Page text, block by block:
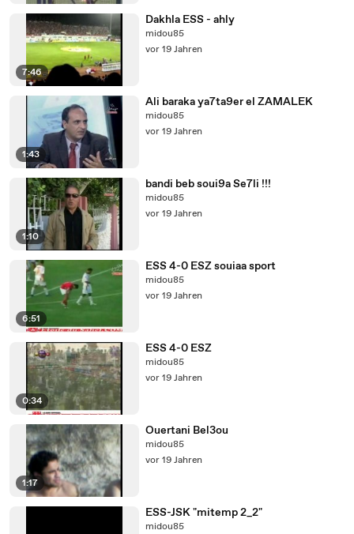
7:46
Dakhla ESS - ahly
midou85
vor 19 Jahren
1:43
Ali baraka ya7ta9er el ZAMALEK
midou85
vor 19 Jahren
1:10
bandi beb soui9a Se7li !!!
midou85
vor 19 Jahren
6:51
ESS 4-0 ESZ souiaa sport
midou85
vor 19 Jahren
0:34
ESS 4-0 ESZ
midou85
vor 19 Jahren
1:17
Ouertani Bel3ou
midou85
vor 19 Jahren
ESS-JSK "mitemp 2_2"
midou85